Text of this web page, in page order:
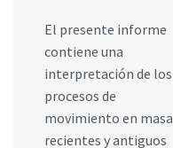
El presente informe
contiene una
interpretación de los
procesos de
movimiento en masa
recientes y antiguos